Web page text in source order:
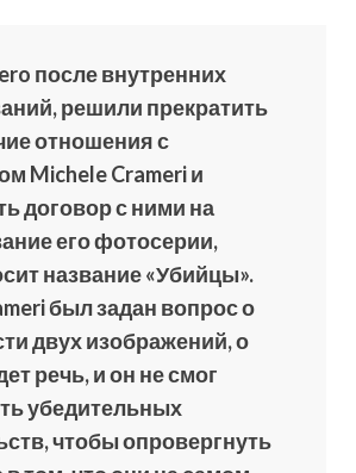
после внутренних
решили прекратить
отношения с
Michele Crameri и
договор с ними на
его фотосерии,
название «Убийцы».
был задан вопрос о
двух изображений, о
речь, и он не смог
убедительных
чтобы опровергнуть